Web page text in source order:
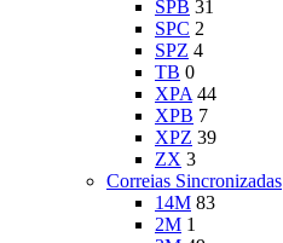
SPB 31
SPC 2
SPZ 4
TB 0
XPA 44
XPB 7
XPZ 39
ZX 3
Correias Sincronizadas
14M 83
2M 1